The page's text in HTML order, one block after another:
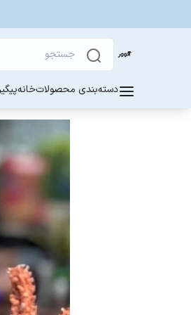
دسته‌بندی محصولاتخانه